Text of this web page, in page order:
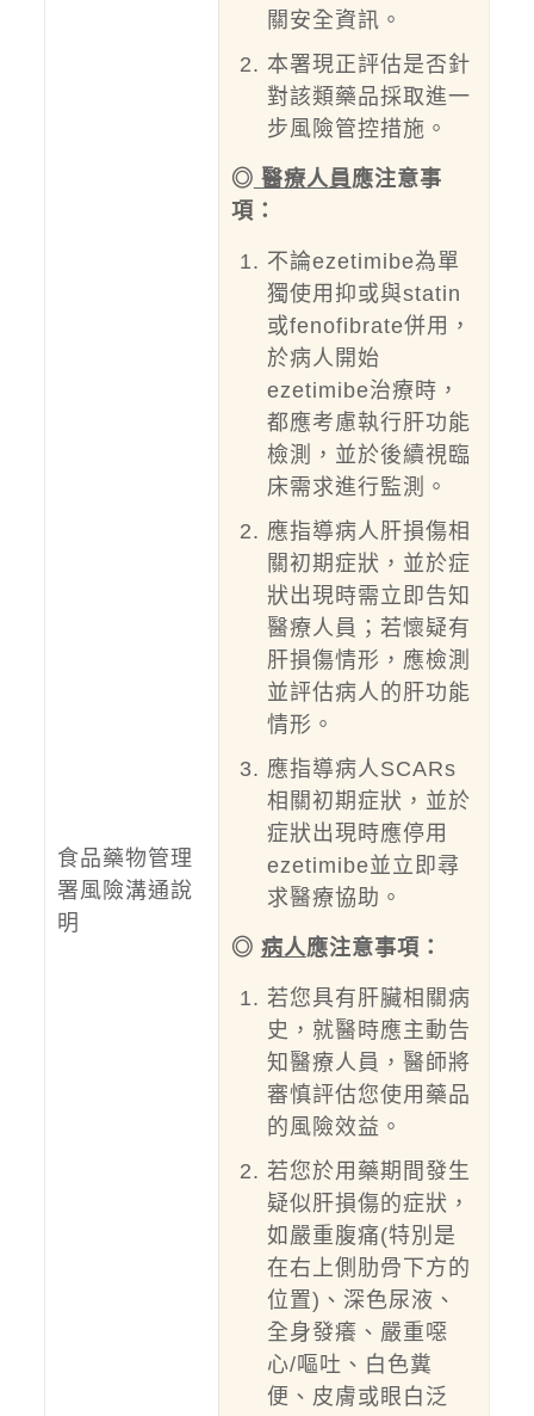
食品藥物管理
署風險溝通說
明
關安全資訊。
本署現正評估是否針
對該類藥品採取進一
步風險管控措施。
◎ 醫療人員應注意事
項：
不論ezetimibe為單
獨使用抑或與statin
或fenofibrate併用，
於病人開始
ezetimibe治療時，
都應考慮執行肝功能
檢測，並於後續視臨
床需求進行監測。
應指導病人肝損傷相
關初期症狀，並於症
狀出現時需立即告知
醫療人員；若懷疑有
肝損傷情形，應檢測
並評估病人的肝功能
情形。
應指導病人SCARs
相關初期症狀，並於
症狀出現時應停用
ezetimibe並立即尋
求醫療協助。
◎ 病人應注意事項：
若您具有肝臟相關病
史，就醫時應主動告
知醫療人員，醫師將
審慎評估您使用藥品
的風險效益。
若您於用藥期間發生
疑似肝損傷的症狀，
如嚴重腹痛(特別是
在右上側肋骨下方的
位置)、深色尿液、
全身發癢、嚴重噁
心/嘔吐、白色糞
便、皮膚或眼白泛